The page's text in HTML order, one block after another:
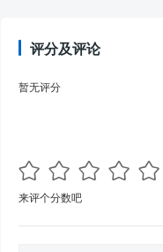
评分及评论
暂无评分
来评个分数吧